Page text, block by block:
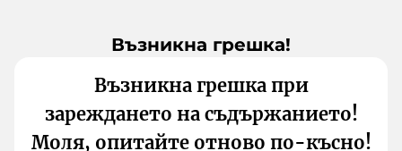
Възникна грешка!
Възникна грешка при
зареждането на съдържанието!
Моля, опитайте отново по-късно!